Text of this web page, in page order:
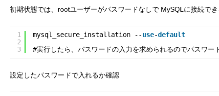
初期状態では、rootユーザーがパスワードなしで MySQLに接続で
1
2
3
mysql_secure_installation --use-default
#実行したら、パスワードの入力を求められるのでパスワー
設定したパスワードで入れるか確認